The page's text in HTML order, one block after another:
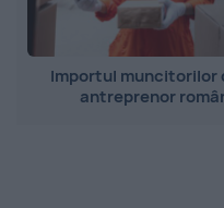
Importul muncitorilor
antreprenor